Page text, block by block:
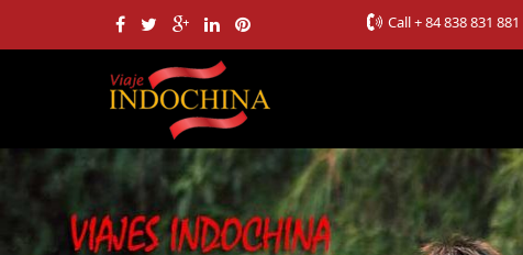
Call+ 84 838 831 881